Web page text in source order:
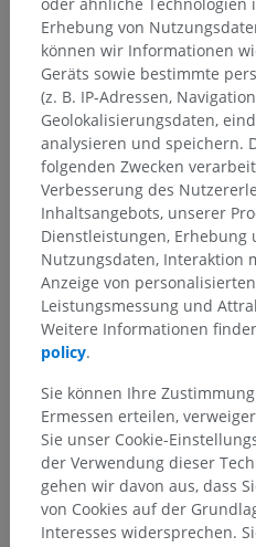
Anatomische
Erhebung von
können wir Informationen
Geräts sowie bestimmte
(z. B. IP-Adressen,
Geolokalisierungsdaten,
analysieren und speichern.
folgenden Zwecken
Verbesserung des
Inhaltsangebots, unserer
Dienstleistungen, Erhebung
Nutzungsdaten, Interaktion
Anzeige von
Leistungsmessung und
Weitere Informationen
policy.
Sie können Ihre
Ermessen erteilen,
Sie unser Cookie-
der Verwendung dieser
gehen wir davon aus, dass
von Cookies auf der
Interesses widersprechen.